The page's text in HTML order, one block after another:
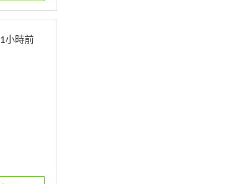
1小時前